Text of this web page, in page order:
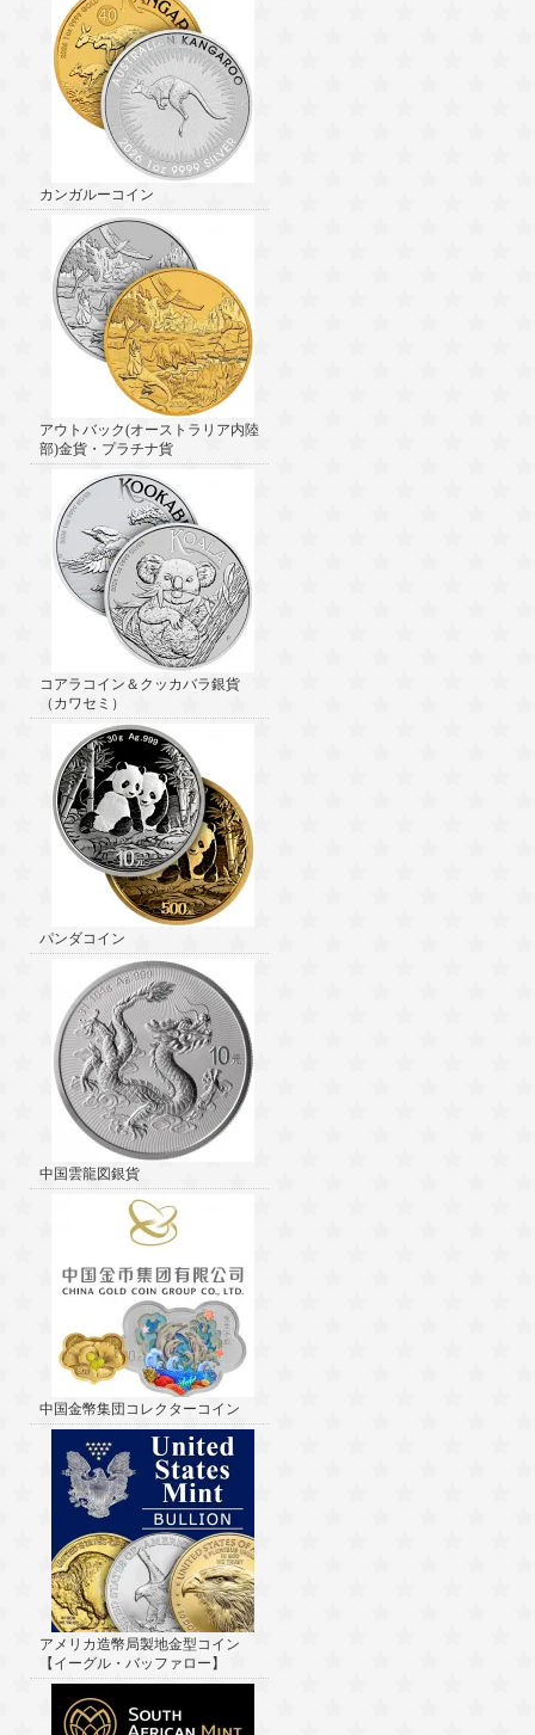
カンガルーコイン
アウトバック(オーストラリア内陸
部)金貨・プラチナ貨
コアラコイン＆クッカバラ銀貨
（カワセミ）
パンダコイン
中国雲龍図銀貨
中国金幣集団コレクターコイン
アメリカ造幣局製地金型コイン
【イーグル・バッファロー】